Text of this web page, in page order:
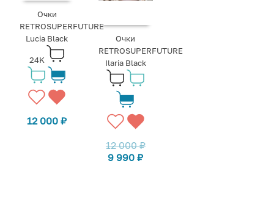
Очки
RETROSUPERFUTURE
Lucia Black
24K
12 000₽
Очки
RETROSUPERFUTURE
Ilaria Black
12 000₽
9 990₽